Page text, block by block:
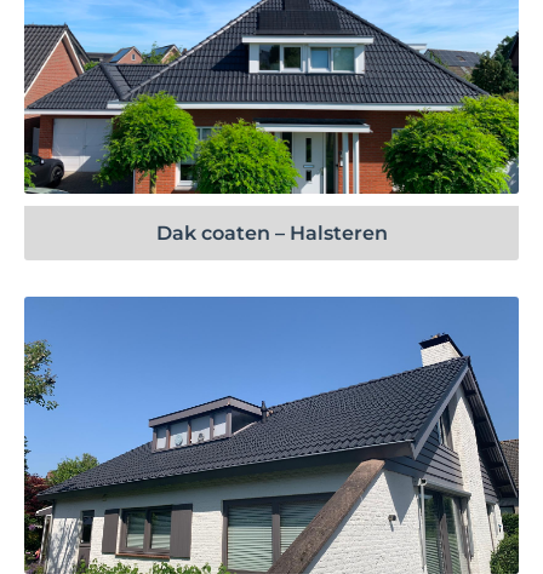
Bekijk project
Dak coaten – Halsteren
Bekijk project